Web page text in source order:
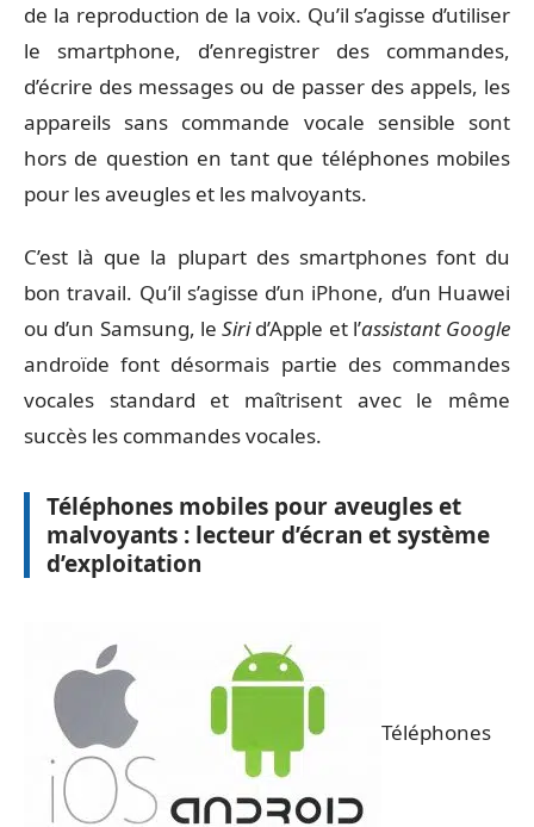
de la reproduction de la voix. Qu’il s’agisse d’utiliser
le smartphone, d’enregistrer des commandes,
d’écrire des messages ou de passer des appels, les
appareils sans commande vocale sensible sont
hors de question en tant que téléphones mobiles
pour les aveugles et les malvoyants.
C’est là que la plupart des smartphones font du
bon travail. Qu’il s’agisse d’un iPhone, d’un Huawei
ou d’un Samsung, le Sirid’Apple et l’assistant Google
androïde font désormais partie des commandes
vocales standard et maîtrisent avec le même
succès les commandes vocales.
Téléphones mobiles pour aveugles et
malvoyants : lecteur d’écran et système
d’exploitation
Téléphones